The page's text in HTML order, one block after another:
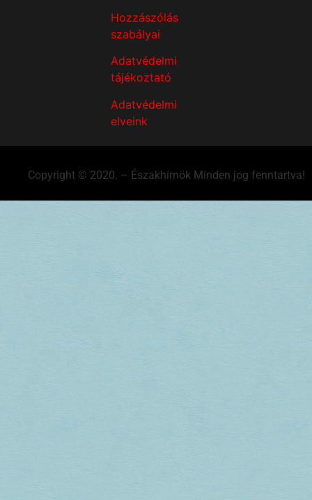
Hozzászólás
szabályai
Adatvédelmi
tájékoztató
Adatvédelmi
elveink
Copyright © 2020. – Északhírnök Minden jog fenntartva!